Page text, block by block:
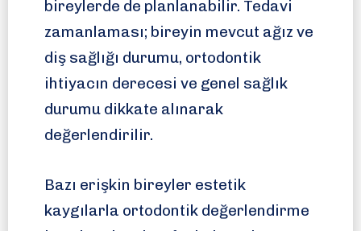
bireylerde de planlanabilir. Tedavi
zamanlaması; bireyin mevcut ağız ve
diş sağlığı durumu, ortodontik
ihtiyacın derecesi ve genel sağlık
durumu dikkate alınarak
değerlendirilir.
Bazı erişkin bireyler estetik
kaygılarla ortodontik değerlendirme